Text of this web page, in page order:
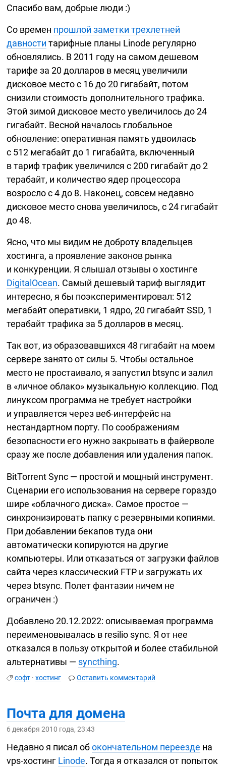
Спасибо вам, добрые люди :)
Со времен прошлой заметки трехлетней
давности тарифные планы Linode регулярно
обновлялись. В 2011 году на самом дешевом
тарифе за 20 долларов в месяц увеличили
дисковое место с 16 до 20 гигабайт, потом
снизили стоимость дополнительного трафика.
Этой зимой дисковое место увеличилось до 24
гигабайт. Весной началось глобальное
обновление: оперативная память удвоилась
с 512 мегабайт до 1 гигабайта, включенный
в тариф трафик увеличился с 200 гигабайт до 2
терабайт, и количество ядер процессора
возросло с 4 до 8. Наконец, совсем недавно
дисковое место снова увеличилось, с 24 гигабайт
до 48.
Ясно, что мы видим не доброту владельцев
хостинга, а проявление законов рынка
и конкуренции. Я слышал отзывы о хостинге
DigitalOcean. Самый дешевый тариф выглядит
интересно, я бы поэкспериментировал: 512
мегабайт оперативки, 1 ядро, 20 гигабайт SSD, 1
терабайт трафика за 5 долларов в месяц.
Так вот, из образовавшихся 48 гигабайт на моем
сервере занято от силы 5. Чтобы остальное
место не простаивало, я запустил btsync и залил
в «личное облако» музыкальную коллекцию. Под
линуксом программа не требует настройки
и управляется через веб-интерфейс на
нестандартном порту. По соображениям
безопасности его нужно закрывать в файерволе
сразу же после добавления или удаления папок.
BitTorrent Sync — простой и мощный инструмент.
Сценарии его использования на сервере гораздо
шире «облачного диска». Самое простое —
синхронизировать папку с резервными копиями.
При добавлении бекапов туда они
автоматически копируются на другие
компьютеры. Или отказаться от загрузки файлов
сайта через классический FTP и загружать их
через btsync. Полет фантазии ничем не
ограничен :)
Добавлено 20.12.2022: описываемая программа
переименовывалась в resilio sync. Я от нее
отказался в пользу открытой и более стабильной
альтернативы — syncthing.
софт ·хостинг Оставить комментарий
Почта для домена
6 декабря 2010 года, 23:43
Недавно я писал обокончательном переезде на
vps-хостинг Linode. Тогда я отказался от попыток